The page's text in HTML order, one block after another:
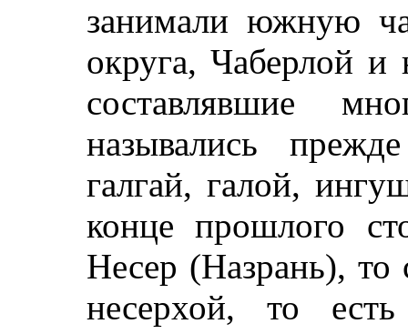
занимали южную
округа, Чаберлой
составлявшие
назывались
галгай, галой,
конце прошлого
Несер (Назрань), то
несерхой, то